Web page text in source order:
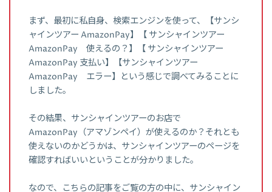
まず、最初に私自身、検索エンジンを使って、【サンシ
ャインツアー AmazonPay】【 サンシャインツアー
AmazonPay 使えるの？】【 サンシャインツアー
AmazonPay 支払い】【サンシャインツアー
AmazonPay エラー】という感じで調べてみることに
しました。
その結果、サンシャインツアーのお店で
AmazonPay（アマゾンペイ）が使えるのか？それとも
使えないのかどうかは、サンシャインツアーのページを
確認すればいいということが分かりました。
なので、こちらの記事をご覧の方の中に、サンシャイン